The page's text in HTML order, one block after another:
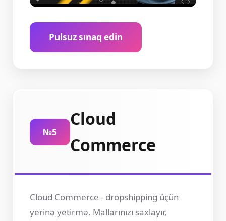
Pulsuz sınaq edin
№5
Cloud
Commerce
Cloud Commerce - dropshipping üçün
yerinə yetirmə. Mallarınızı saxlayır,